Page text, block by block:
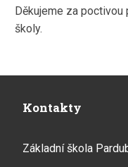
Děkujeme za
školy.
Kontakty
Základní škola